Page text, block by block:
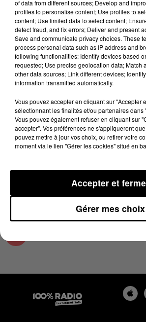
Lecture (4 min 8 sec)
100%
100% Radio les infos du grand
5 janvier 2024 - 4 min 8 sec
LES INFOS DU GRAND
05/01/2024 À 17H00
Podcasts infos du grand Toulouse
of data from different sources; Develop and
profiles to personalise content; Use profiles to
content; Use limited data to select content;
detect fraud, and fix errors; Deliver and present
Save and communicate privacy choices. These
process personal data such as IP address and
following functionalities: Identify devices based
requested; Use precise geolocation data; Match
other data sources; Link different devices;
information transmitted automatically.
Vous pouvez accepter en cliquant sur "Accepter
sélectionnant les finalités et/ou partenaires dans
Vous pouvez également refuser en cliquant sur
accepter". Vos préférences ne s'appliqueront
pouvez mettre à jour vos choix, ou retirer votre
moment via le lien "Gérer les cookies" situé en
Gérer mes choix
Accepter et